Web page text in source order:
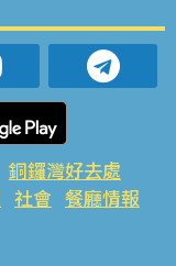
銅鑼灣好去處
社會 餐廳情報